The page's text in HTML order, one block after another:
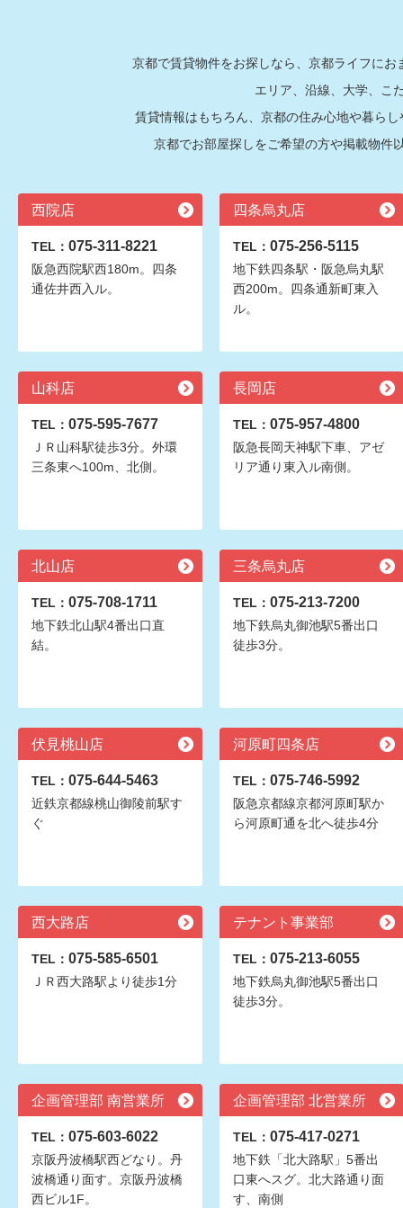
京都で賃貸物件をお探しなら、京都ライフに
エリア、沿線、大学、こ
賃貸情報はもちろん、京都の住み心地や暮ら
京都でお部屋探しをご希望の方や掲載物件
西院店
TEL： 075-311-8221
阪急西院駅西180m。四条
通佐井西入ル。
四条烏丸店
TEL： 075-256-5115
地下鉄四条駅・阪急烏丸駅
西200m。四条通新町東入
ル。
山科店
TEL： 075-595-7677
ＪＲ山科駅徒歩3分。外環
三条東へ100m、北側。
長岡店
TEL： 075-957-4800
阪急長岡天神駅下車、アゼ
リア通り東入ル南側。
北山店
TEL： 075-708-1711
地下鉄北山駅4番出口直
結。
三条烏丸店
TEL： 075-213-7200
地下鉄烏丸御池駅5番出口
徒歩3分。
伏見桃山店
TEL： 075-644-5463
近鉄京都線桃山御陵前駅す
ぐ
河原町四条店
TEL： 075-746-5992
阪急京都線京都河原町駅か
ら河原町通を北へ徒歩4分
西大路店
TEL： 075-585-6501
ＪＲ西大路駅より徒歩1分
テナント事業部
TEL： 075-213-6055
地下鉄烏丸御池駅5番出口
徒歩3分。
企画管理部 南営業所
TEL： 075-603-6022
京阪丹波橋駅西どなり。丹
波橋通り面す。京阪丹波橋
西ビル1F。
企画管理部 北営業所
TEL： 075-417-0271
地下鉄「北大路駅」5番出
口東へスグ。北大路通り面
す、南側